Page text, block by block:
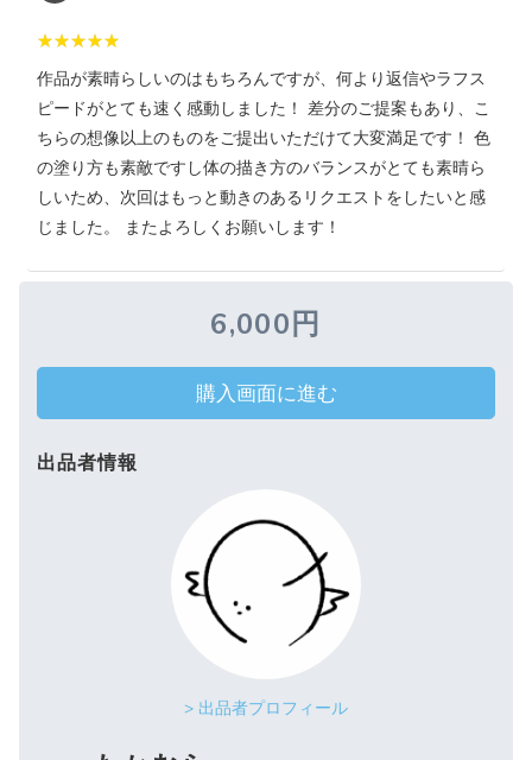
作品が素晴らしいのはもちろんですが、何より返信やラフス
ピードがとても速く感動しました！ 差分のご提案もあり、こ
ちらの想像以上のものをご提出いただけて大変満足です！ 色
の塗り方も素敵ですし体の描き方のバランスがとても素晴ら
しいため、次回はもっと動きのあるリクエストをしたいと感
じました。 またよろしくお願いします！
6,000円
購入画面に進む
出品者情報
> 出品者プロフィール